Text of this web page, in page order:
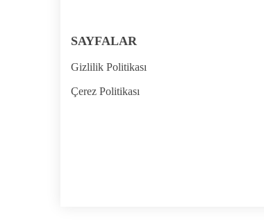
SAYFALAR
Gizlilik Politikası
Çerez Politikası